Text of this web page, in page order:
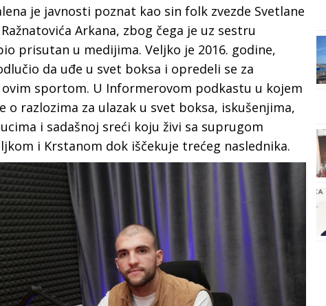
je javnosti poznat kao sin folk zvezde Svetlane
Arkana, zbog čega je uz sestru
prisutan u medijima. Veljko je 2016. godine,
da uđe u svet boksa i opredeli se za
sportom. U Informerovom podkastu u kojem
razlozima za ulazak u svet boksa, iskušenjima,
i sadašnoj sreći koju živi sa suprugom
i Krstanom dok iščekuje trećeg naslednika.